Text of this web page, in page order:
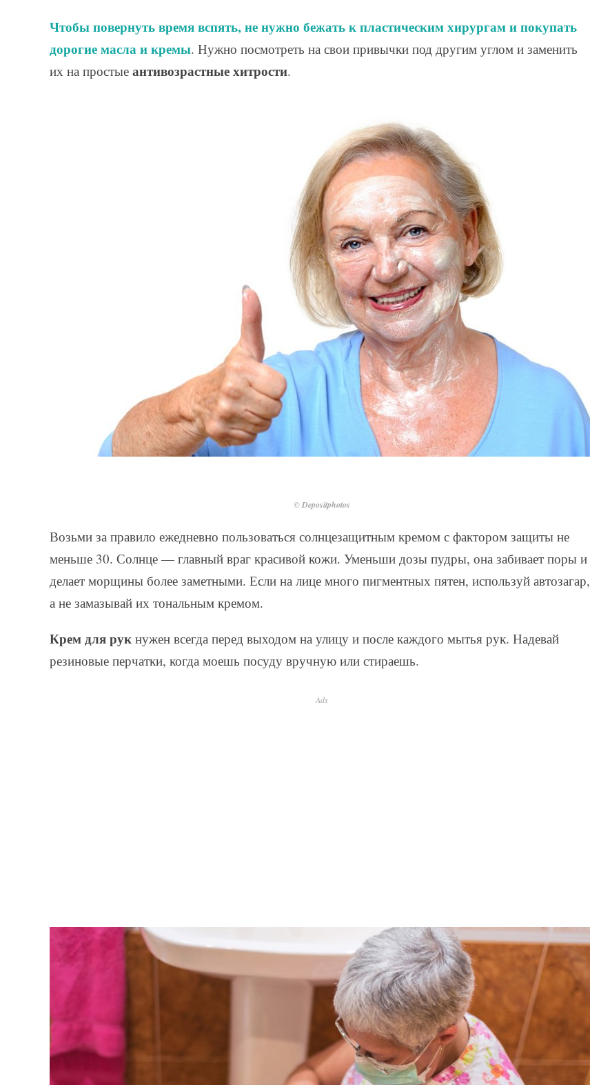
Чтобы повернуть время вспять, не нужно бежать к пластическим хирургам и покупать
дорогие масла и кремы. Нужно посмотреть на свои привычки под другим углом и заменить
их на простые антивозрастные хитрости.
© Depositphotos
Возьми за правило ежедневно пользоваться солнцезащитным кремом с фактором защиты не
меньше 30. Солнце — главный враг красивой кожи. Уменьши дозы пудры, она забивает поры и
делает морщины более заметными. Если на лице много пигментных пятен, используй автозагар,
а не замазывай их тональным кремом.
Крем для рук нужен всегда перед выходом на улицу и после каждого мытья рук. Надевай
резиновые перчатки, когда моешь посуду вручную или стираешь.
Ads